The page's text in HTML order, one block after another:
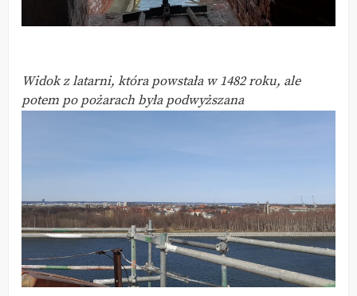
Widok z latarni, która powstała w 1482 roku, ale
potem po pożarach była podwyższana